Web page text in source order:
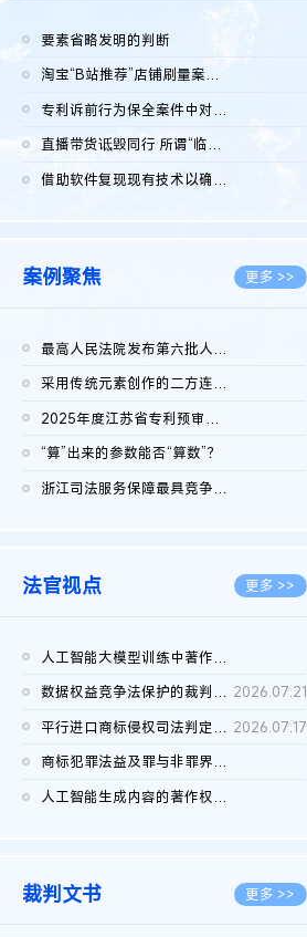
要素省略发明的判断
淘宝“B站推荐”店铺刷量案维持原判，两被告连带赔偿150万元
专利诉前行为保全案件中对仿制药申请人曾作出三类声明的考量及违...
直播带货诋毁同行 所谓“临场发挥”不免责
借助软件复现现有技术以确认相关参数特征是否被公开
案例聚焦 更多 >>
最高人民法院发布第六批人民法院种业知识产权司法保护典型案例 含...
采用传统元素创作的二方连续装饰图案作品的独创性及侵权对比认定
2025年度江苏省专利预审典型案例
“算”出来的参数能否“算数”？
浙江司法服务保障最具竞争力营商环境建设典型案例（第二批）含侵...
法官视点 更多 >>
人工智能大模型训练中著作权的合理使用
2026.07.28
数据权益竞争法保护的裁判路径构建 2026.07.21
平行进口商标侵权司法判定规则的困境与纾解 2026.07.17
商标犯罪法益及罪与非罪界限研究
人工智能生成内容的著作权司法认定：演进逻辑、现实困境与规则建...
裁判文书 更多 >>